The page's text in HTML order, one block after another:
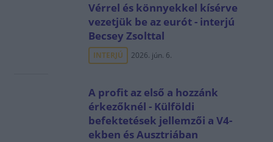
Vérrel és könnyekkel kísérve
vezetjük be az eurót - interjú
Becsey Zsolttal
INTERJÚ 2026. jún. 6.
A profit az első a hozzánk
érkezőknél - Külföldi
befektetések jellemzői a V4-
ekben és Ausztriában